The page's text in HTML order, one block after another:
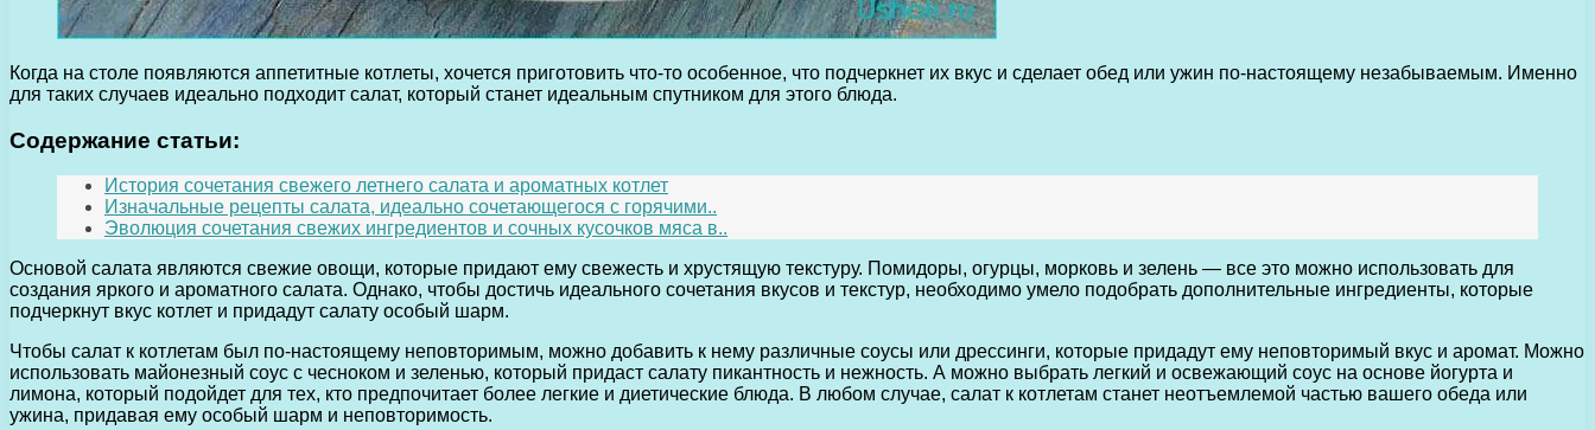
Когда на столе появляются аппетитные котлеты, хочется приготовить что-то особенное, что подчеркнет их вкус и сделает обед или ужин по-настоящему незабываемым. Именно
для таких случаев идеально подходит салат, который станет идеальным спутником для этого блюда.
Содержание статьи:
История сочетания свежего летнего салата и ароматных котлет
Изначальные рецепты салата, идеально сочетающегося с горячими..
Эволюция сочетания свежих ингредиентов и сочных кусочков мяса в..
Основой салата являются свежие овощи, которые придают ему свежесть и хрустящую текстуру. Помидоры, огурцы, морковь и зелень — все это можно использовать для
создания яркого и ароматного салата. Однако, чтобы достичь идеального сочетания вкусов и текстур, необходимо умело подобрать дополнительные ингредиенты, которые
подчеркнут вкус котлет и придадут салату особый шарм.
Чтобы салат к котлетам был по-настоящему неповторимым, можно добавить к нему различные соусы или дрессинги, которые придадут ему неповторимый вкус и аромат. Можно
использовать майонезный соус с чесноком и зеленью, который придаст салату пикантность и нежность. А можно выбрать легкий и освежающий соус на основе йогурта и
лимона, который подойдет для тех, кто предпочитает более легкие и диетические блюда. В любом случае, салат к котлетам станет неотъемлемой частью вашего обеда или
ужина, придавая ему особый шарм и неповторимость.